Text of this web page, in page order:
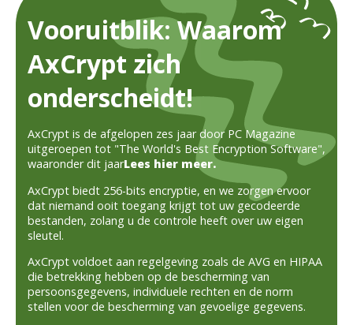
Vooruitblik: Waarom
AxCrypt zich
onderscheidt!
AxCrypt is de afgelopen zes jaar door PC Magazine
uitgeroepen tot "The World's Best Encryption Software",
waaronder dit jaarLees hier meer.
AxCrypt biedt 256-bits encryptie, en we zorgen ervoor
dat niemand ooit toegang krijgt tot uw gecodeerde
bestanden, zolang u de controle heeft over uw eigen
sleutel.
AxCrypt voldoet aan regelgeving zoals de AVG en HIPAA
die betrekking hebben op de bescherming van
persoonsgegevens, individuele rechten en de norm
stellen voor de bescherming van gevoelige gegevens.